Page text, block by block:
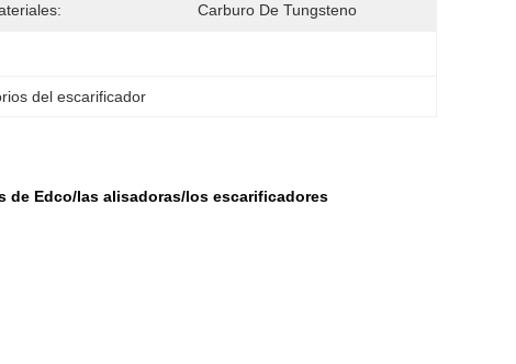
Carburo De Tungsteno
del escarificador
de Edco/las alisadoras/los escarificadores